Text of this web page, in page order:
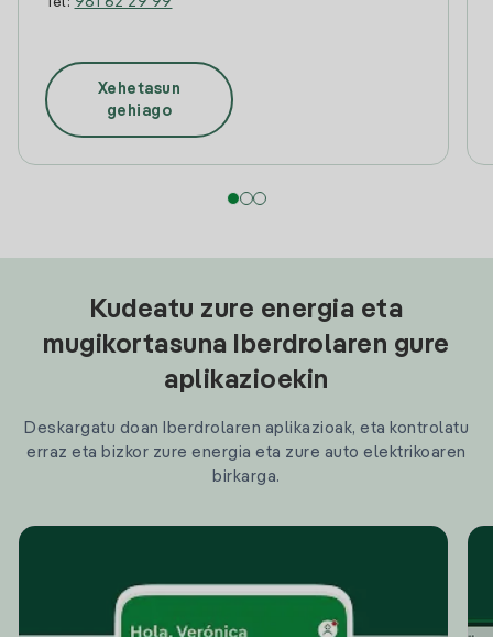
Xehetasun
gehiago
Kudeatu zure energia eta
mugikortasuna Iberdrolaren gure
aplikazioekin
Deskargatu doan Iberdrolaren aplikazioak, eta kontrolatu
erraz eta bizkor zure energia eta zure auto elektrikoaren
birkarga.